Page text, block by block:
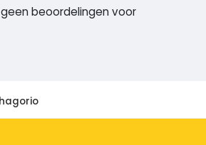
beoordelingen voor